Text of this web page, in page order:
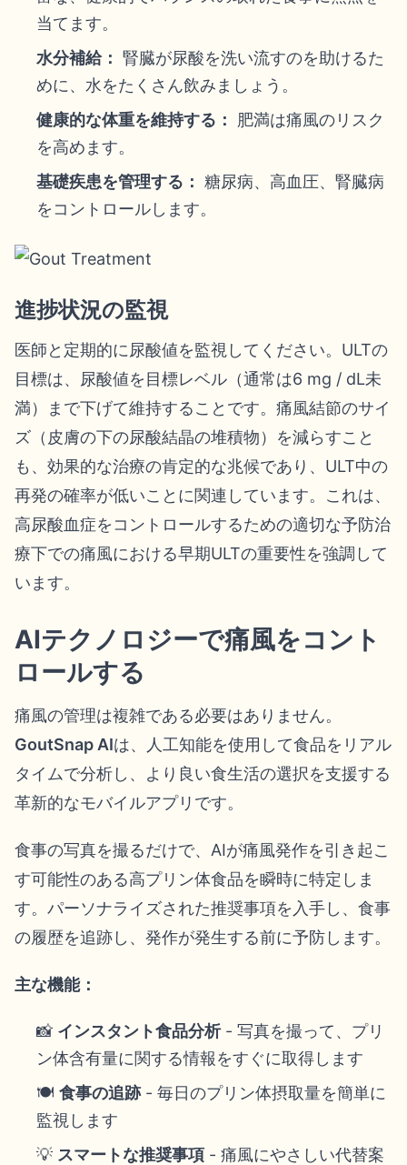
当てます。
水分補給： 腎臓が尿酸を洗い流すのを助けるた
めに、水をたくさん飲みましょう。
健康的な体重を維持する：
肥満は痛風のリスク
を高めます。
基礎疾患を管理する： 糖尿病、高血圧、腎臓病
をコントロールします。
進捗状況の監視
医師と定期的に尿酸値を監視してください。ULTの
目標は、尿酸値を目標レベル（通常は6 mg / dL未
満）まで下げて維持することです。痛風結節のサイ
ズ（皮膚の下の尿酸結晶の堆積物）を減らすこと
も、効果的な治療の肯定的な兆候であり、ULT中の
再発の確率が低いことに関連しています。これは、
高尿酸血症をコントロールするための適切な予防治
療下での痛風における早期ULTの重要性を強調して
います。
AIテクノロジーで痛風をコント
ロールする
痛風の管理は複雑である必要はありません。
GoutSnap AIは、人工知能を使用して食品をリアル
タイムで分析し、より良い食生活の選択を支援する
革新的なモバイルアプリです。
食事の写真を撮るだけで、AIが痛風発作を引き起こ
す可能性のある高プリン体食品を瞬時に特定しま
す。パーソナライズされた推奨事項を入手し、食事
の履歴を追跡し、発作が発生する前に予防します。
主な機能：
📸 インスタント食品分析- 写真を撮って、プリ
ン体含有量に関する情報をすぐに取得します
🍽️ 食事の追跡- 毎日のプリン体摂取量を簡単に
監視します
💡 スマートな推奨事項 - 痛風にやさしい代替案